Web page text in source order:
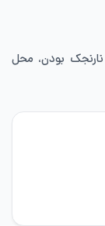
بودن، محل